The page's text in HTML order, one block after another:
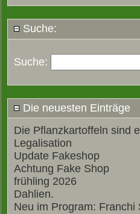
Suche:
Suche:
Die neuesten Einträge
Die Pflanzkartoffeln sind
Legalisation
Update Fakeshop
Achtung Fake Shop
frühling 2026
Dahlien.
Neu im Program: Franchi